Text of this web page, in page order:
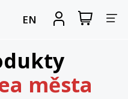
EN
Zobrazit
nákupní
města